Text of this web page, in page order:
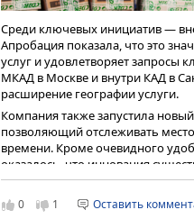
платежных, кассовых,
Среди ключевых инициатив —
Апробация показала, что это
услуг и удовлетворяет запросы
МКАД в Москве и внутри КАД в
расширение географии услуги.
Компания также запустила
позволяющий отслеживать
времени. Кроме очевидного
оказалось, что инновация
управления логистикой.
В декабре 2024 года компания
0 1
Оставить